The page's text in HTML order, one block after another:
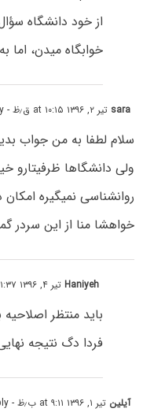
از خود دانشگاه
خوابگاه میدن، اما
sara تیر ۲, ۱۳۹۶ at ۱۰:۱۵ ق٫ظ - Reply
سلام لطفا به من جواب
ولی دانشگاها ظرفیتارو
روانشناسی نمیگیره
خواهشا منا از این سردر
Haniyehتیر ۴, ۱۳۹۶ at ۱:۳۷ ق٫ظ
باید منتظر
فردا دگ نتیجه
آیلین تیر ۱, ۱۳۹۶ at ۹:۱۱ ب٫ظ - Reply